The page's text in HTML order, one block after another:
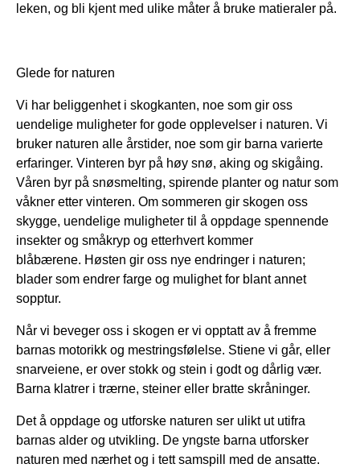
leken, og bli kjent med ulike måter å bruke matieraler på.
Glede for naturen
Vi har beliggenhet i skogkanten, noe som gir oss
uendelige muligheter for gode opplevelser i naturen. Vi
bruker naturen alle årstider, noe som gir barna varierte
erfaringer. Vinteren byr på høy snø, aking og skigåing.
Våren byr på snøsmelting, spirende planter og natur som
våkner etter vinteren. Om sommeren gir skogen oss
skygge, uendelige muligheter til å oppdage spennende
insekter og småkryp og etterhvert kommer
blåbærene. Høsten gir oss nye endringer i naturen;
blader som endrer farge og mulighet for blant annet
sopptur.
Når vi beveger oss i skogen er vi opptatt av å fremme
barnas motorikk og mestringsfølelse. Stiene vi går, eller
snarveiene, er over stokk og stein i godt og dårlig vær.
Barna klatrer i trærne, steiner eller bratte skråninger.
Det å oppdage og utforske naturen ser ulikt ut utifra
barnas alder og utvikling. De yngste barna utforsker
naturen med nærhet og i tett samspill med de ansatte.